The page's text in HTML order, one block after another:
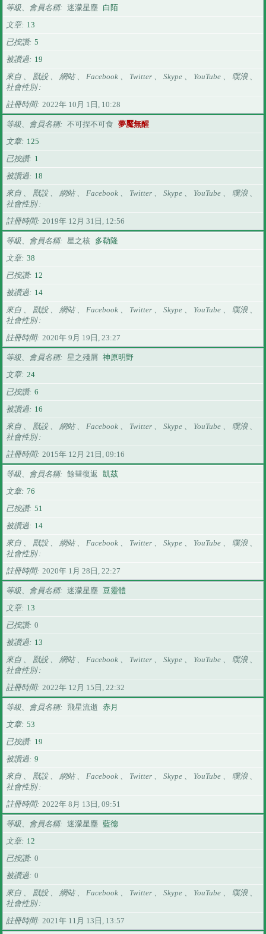
等級、會員名稱 迷濛星塵 白陌
文章
13
已按讚 5
被讚過
19
來自 、 獸設 、 網站 、 Facebook 、 Twitter 、 Skype 、 YouTube 、 噗浪 、
社會性別
註冊時間
2022年 10月 1日, 10:28
等級、會員名稱 不可捏不可食 夢魘無醒
文章
125
已按讚
1
被讚過
18
來自 、 獸設 、 網站 、 Facebook 、 Twitter 、 Skype 、 YouTube 、 噗浪 、
社會性別
註冊時間
2019年 12月 31日, 12:56
等級、會員名稱 星之核 多勒隆
文章 38
已按讚
12
被讚過
14
來自 、 獸設 、 網站 、 Facebook 、 Twitter 、 Skype 、 YouTube 、 噗浪 、
社會性別
註冊時間
2020年 9月 19日, 23:27
等級、會員名稱 星之殘屑 神原明野
文章 24
已按讚 6
被讚過
16
來自 、 獸設 、 網站 、 Facebook 、 Twitter 、 Skype 、 YouTube 、 噗浪 、
社會性別
註冊時間
2015年 12月 21日, 09:16
等級、會員名稱 餘彗復返
凱茲
文章 76
已按讚 51
被讚過
14
來自 、 獸設 、 網站 、 Facebook 、 Twitter 、 Skype 、 YouTube 、 噗浪 、
社會性別
註冊時間
2020年 1月 28日, 22:27
等級、會員名稱 迷濛星塵 豆靈體
文章
13
已按讚 0
被讚過
13
來自 、 獸設 、 網站 、 Facebook 、 Twitter 、 Skype 、 YouTube 、 噗浪 、
社會性別
註冊時間
2022年 12月 15日, 22:32
等級、會員名稱 飛星流逝 赤月
文章 53
已按讚
19
被讚過 9
來自 、 獸設 、 網站 、 Facebook 、 Twitter 、 Skype 、 YouTube 、 噗浪 、
社會性別
註冊時間
2022年 8月 13日, 09:51
等級、會員名稱 迷濛星塵 藍德
文章
12
已按讚 0
被讚過 0
來自 、 獸設 、 網站 、 Facebook 、 Twitter 、 Skype 、 YouTube 、 噗浪 、
社會性別
註冊時間
2021年 11月 13日, 13:57